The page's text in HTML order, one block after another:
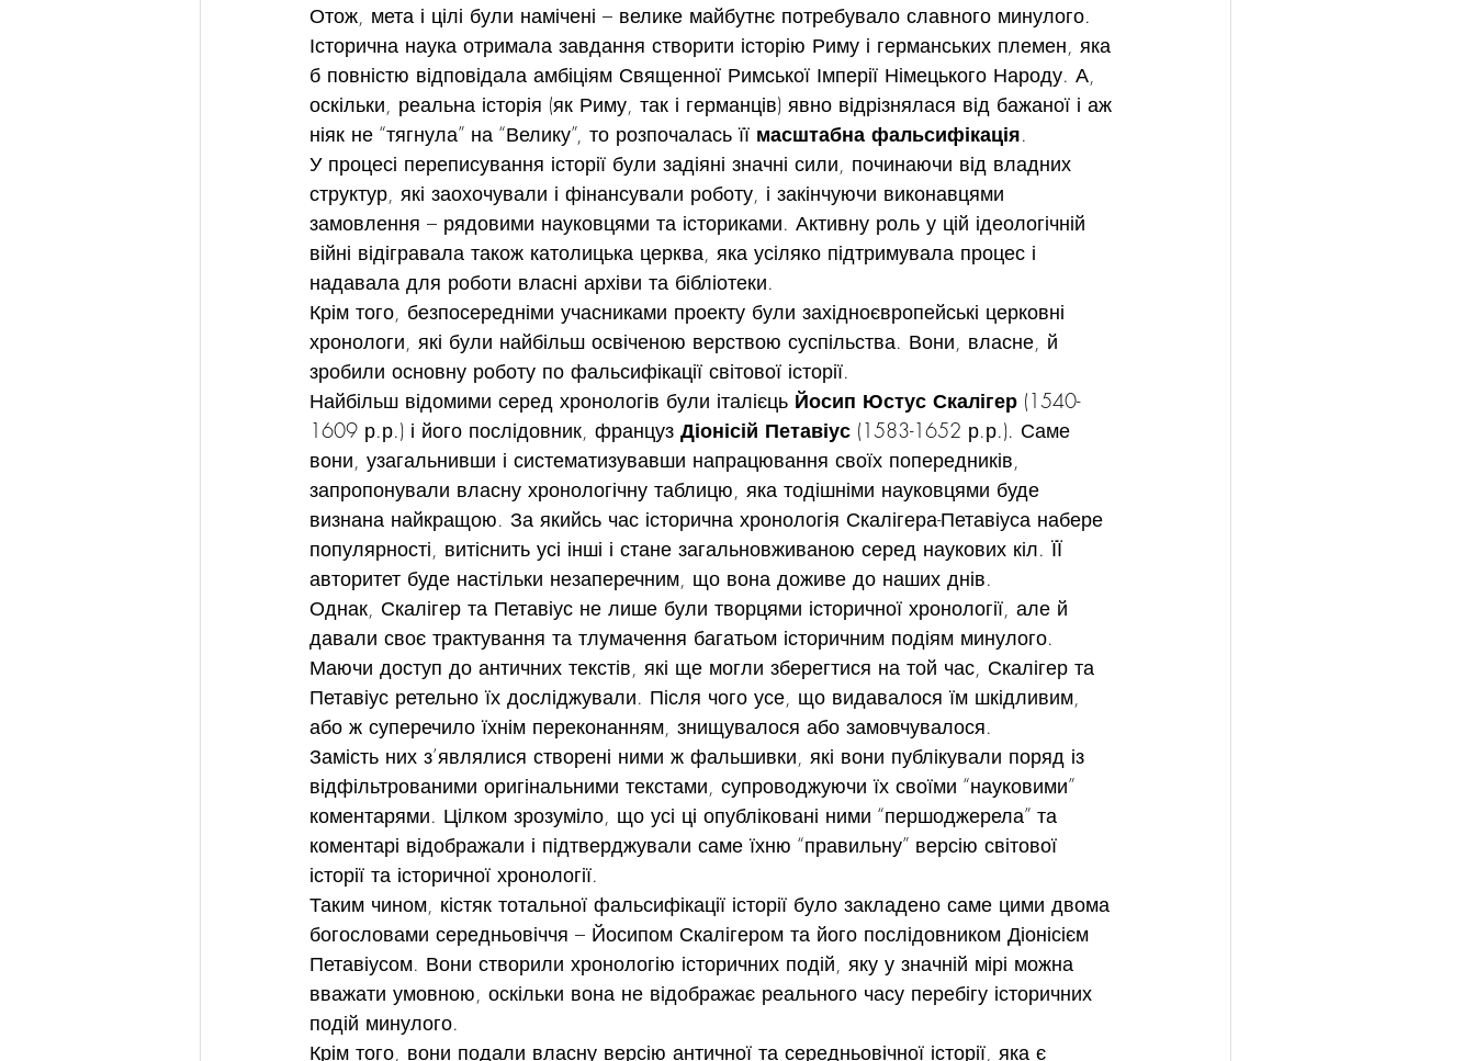
Отож, мета і цілі були намічені – велике майбутнє потребувало славного минулого.
Історична наука отримала завдання створити історію Риму і германських племен, яка
б повністю відповідала амбіціям Священної Римської Імперії Німецького Народу. А,
оскільки, реальна історія (як Риму, так і германців) явно відрізнялася від бажаної і аж
ніяк не “тягнула” на “Велику”, то розпочалась її масштабна фальсифікація.
У процесі переписування історії були задіяні значні сили, починаючи від владних
структур, які заохочували і фінансували роботу, і закінчуючи виконавцями
замовлення – рядовими науковцями та істориками. Активну роль у цій ідеологічній
війні відігравала також католицька церква, яка усіляко підтримувала процес і
надавала для роботи власні архіви та бібліотеки.
Крім того, безпосередніми учасниками проекту були західноєвропейські церковні
хронологи, які були найбільш освіченою верствою суспільства. Вони, власне, й
зробили основну роботу по фальсифікації світової історії.
Найбільш відомими серед хронологів були італієць Йосип Юстус Скалігер (1540-
1609 р.р.) і його послідовник, француз Діонісій Петавіус (1583-1652 р.р.). Саме
вони, узагальнивши і систематизувавши напрацювання своїх попередників,
запропонували власну хронологічну таблицю, яка тодішніми науковцями буде
визнана найкращою. За якийсь час історична хронологія Скалігера-Петавіуса набере
популярності, витіснить усі інші і стане загальновживаною серед наукових кіл. ЇЇ
авторитет буде настільки незаперечним, що вона доживе до наших днів.
Однак, Скалігер та Петавіус не лише були творцями історичної хронології, але й
давали своє трактування та тлумачення багатьом історичним подіям минулого.
Маючи доступ до античних текстів, які ще могли зберегтися на той час, Скалігер та
Петавіус ретельно їх досліджували. Після чого усе, що видавалося їм шкідливим,
або ж суперечило їхнім переконанням, знищувалося або замовчувалося.
Замість них з’являлися створені ними ж фальшивки, які вони публікували поряд із
відфільтрованими оригінальними текстами, супроводжуючи їх своїми “науковими”
коментарями. Цілком зрозуміло, що усі ці опубліковані ними “першоджерела” та
коментарі відображали і підтверджували саме їхню “правильну” версію світової
історії та історичної хронології.
Таким чином, кістяк тотальної фальсифікації історії було закладено саме цими двома
богословами середньовіччя – Йосипом Скалігером та його послідовником Діонісієм
Петавіусом. Вони створили хронологію історичних подій, яку у значній мірі можна
вважати умовною, оскільки вона не відображає реального часу перебігу історичних
подій минулого.
Крім того, вони подали власну версію античної та середньовічної історії, яка є